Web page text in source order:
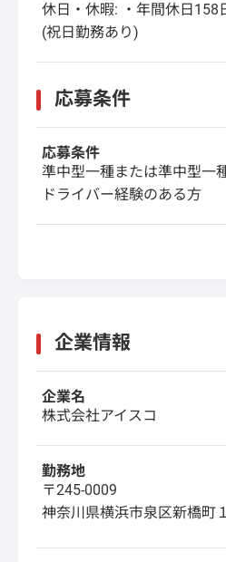
休日・休暇: ・年間休日158
(祝日勤務あり)
応募条件
応募条件
準中型一種または準中型一
ドライバー経験のある方
企業情報
企業名
株式会社アイスコ
勤務地
〒245-0009
神奈川県横浜市泉区新橋町